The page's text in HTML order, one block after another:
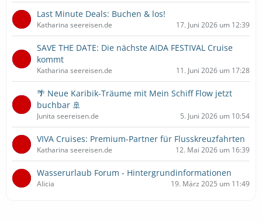
Last Minute Deals: Buchen & los!
Katharina seereisen.de 17. Juni 2026 um 12:39
SAVE THE DATE: Die nächste AIDA FESTIVAL Cruise
kommt
Katharina seereisen.de 11. Juni 2026 um 17:28
🌴 Neue Karibik-Träume mit Mein Schiff Flow jetzt
buchbar 🚢
Junita seereisen.de 5. Juni 2026 um 10:54
VIVA Cruises: Premium-Partner für Flusskreuzfahrten
Katharina seereisen.de 12. Mai 2026 um 16:39
Wasserurlaub Forum - Hintergrundinformationen
Alicia 19. März 2025 um 11:49